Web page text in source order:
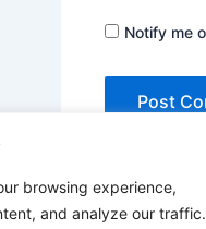
browsing experience,
and analyze our traffic.
Notify me